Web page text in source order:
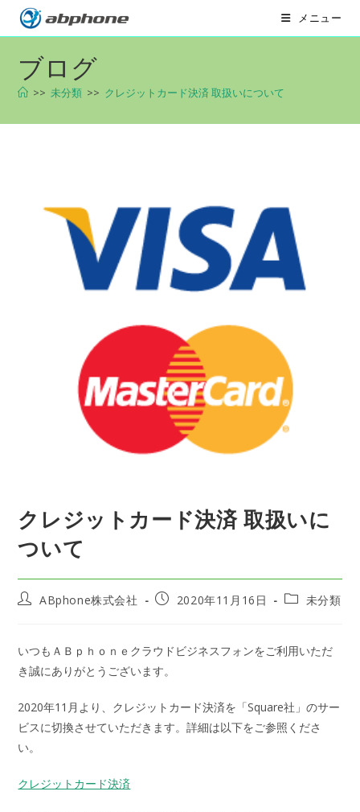
メニュー
ブログ
>> 未分類 >> クレジットカード決済 取扱いについて
クレジットカード決済 取扱いに
ついて
投
ABphone株式会社
投
開
日:
2020年11月16日
投
テ
ゴ
未分類
いつもＡＢｐｈｏｎｅクラウドビジネスフォンをご利用いただ
き誠にありがとうございます。
2020年11月より、クレジットカード決済を「Square社」のサー
ビスに切換させていただきます。詳細は以下をご参照くださ
い。
クレジットカード決済